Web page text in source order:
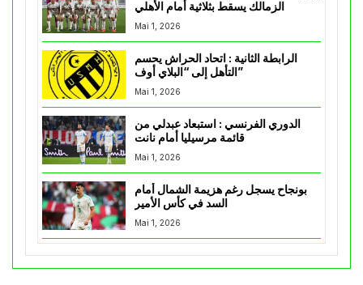
Mai 1, 2026
الرابطة الثانية : اتحاد الحراش يحسم
التأهل إلى “البلاي أوف”
Mai 1, 2026
الدوري الفرنسي : استبعاد عبدلي من
قائمة مرسيليا أمام نانت
Mai 1, 2026
بونجاح يسجل رغم هزيمة الشمال أمام
السد في كأس الأمير
Mai 1, 2026